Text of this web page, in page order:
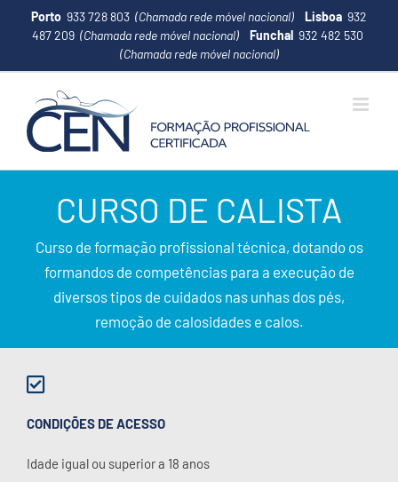
Porto 933 728 803 (Chamada rede móvel nacional) Lisboa 932
487 209 (Chamada rede móvel nacional) Funchal 932 482 530
(Chamada rede móvel nacional)
CURSO DE CALISTA
Curso de formação profissional técnica, dotando os
formandos de competências para a execução de
diversos tipos de cuidados nas unhas dos pés,
remoção de calosidades e calos.
CONDIÇÕES DE ACESSO
Idade igual ou superior a 18 anos